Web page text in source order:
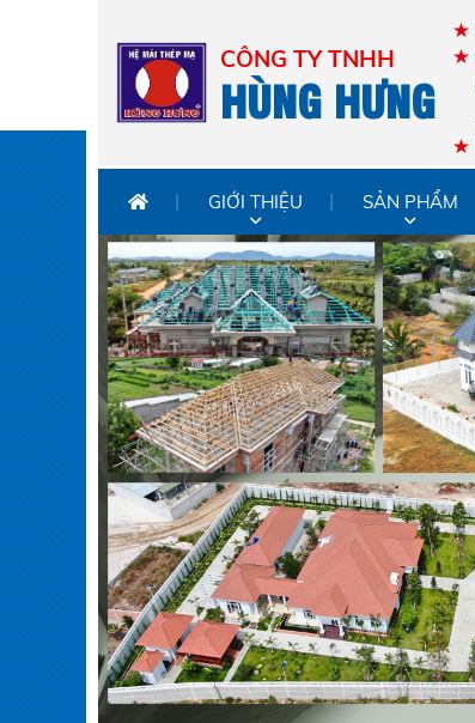
CÔNG TY TNHH
HÙNG HƯNG
GIỚI THIỆU SẢN PHẨM